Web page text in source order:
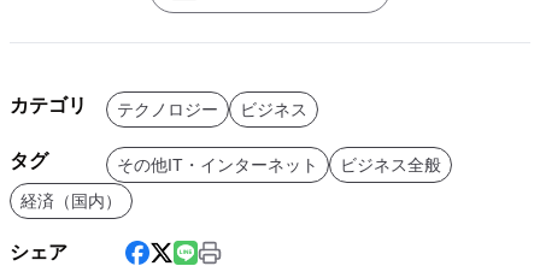
カテゴリ テクノロジー ビジネス
タグ その他IT・インターネット
ビジネス全般
経済（国内）
シェア